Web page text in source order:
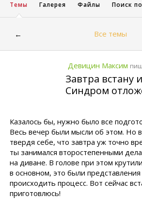
Темы Галерея Файлы Поиск
← Все темы
Девицин Максим
Завтра встану
Синдром
Казалось бы, нужно было все
Весь вечер были мысли об этом. Но
твердя себе, что завтра уж точно
ты занимался второстепенными
на диване. В голове при этом
в основном, это были
происходить процесс. Вот сейчас
приготовлюсь!